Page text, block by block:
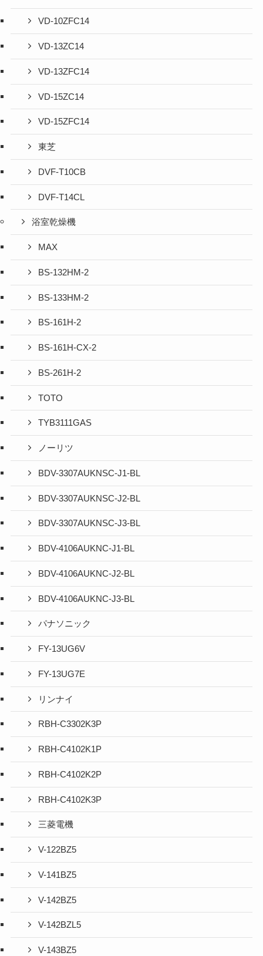
VD-10ZFC14
VD-13ZC14
VD-13ZFC14
VD-15ZC14
VD-15ZFC14
東芝
DVF-T10CB
DVF-T14CL
浴室乾燥機
MAX
BS-132HM-2
BS-133HM-2
BS-161H-2
BS-161H-CX-2
BS-261H-2
TOTO
TYB3111GAS
ノーリツ
BDV-3307AUKNSC-J1-BL
BDV-3307AUKNSC-J2-BL
BDV-3307AUKNSC-J3-BL
BDV-4106AUKNC-J1-BL
BDV-4106AUKNC-J2-BL
BDV-4106AUKNC-J3-BL
パナソニック
FY-13UG6V
FY-13UG7E
リンナイ
RBH-C3302K3P
RBH-C4102K1P
RBH-C4102K2P
RBH-C4102K3P
三菱電機
V-122BZ5
V-141BZ5
V-142BZ5
V-142BZL5
V-143BZ5